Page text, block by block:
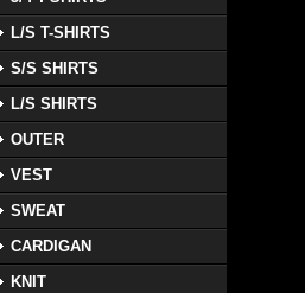
L/S T-SHIRTS
S/S SHIRTS
L/S SHIRTS
OUTER
VEST
SWEAT
CARDIGAN
KNIT